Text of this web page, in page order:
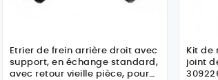
Etrier de frein arrière droit avec
support, en échange standard,
avec retour vieille pièce, pour
Kit de
joint